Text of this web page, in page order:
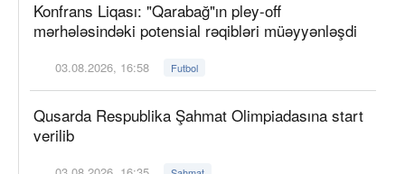
Konfrans Liqası: "Qarabağ"ın pley-off
mərhələsindəki potensial rəqibləri müəyyənləşdi
03.08.2026, 16:58 Futbol
Qusarda Respublika Şahmat Olimpiadasına start
verilib